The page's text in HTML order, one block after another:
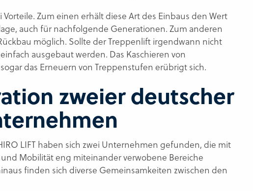
Zum einen erhält diese Art des Einbaus den Wert
auch für nachfolgende Generationen. Zum anderen
möglich. Sollte der Treppenlift irgendwann nicht
ausgebaut werden. Das Kaschieren von
das Erneuern von Treppenstufen erübrigt sich.
zweier deutscher
LIFT haben sich zwei Unternehmen gefunden, die mit
Mobilität eng miteinander verwobene Bereiche
finden sich diverse Gemeinsamkeiten zwischen den